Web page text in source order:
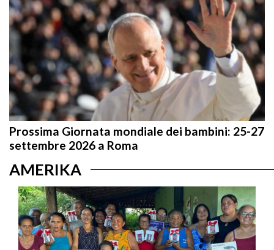
Prossima Giornata mondiale dei bambini: 25-27
settembre 2026 a Roma
AMERIKA